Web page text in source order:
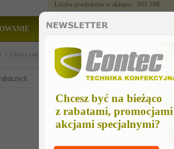
Chcesz być na bieżąco
z rabatami,
akcjami specjalnymi?
Liczba produktów w sklepie: 393 198
CZĘŚCI ZAMIENNE
> Części zamienne do maszyn szwalniczych >Części
kit of parts us